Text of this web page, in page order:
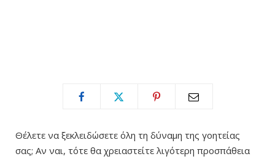
Θέλετε να ξεκλειδώσετε όλη τη δύναμη της γοητείας
σας; Αν ναι, τότε θα χρειαστείτε λιγότερη προσπάθεια